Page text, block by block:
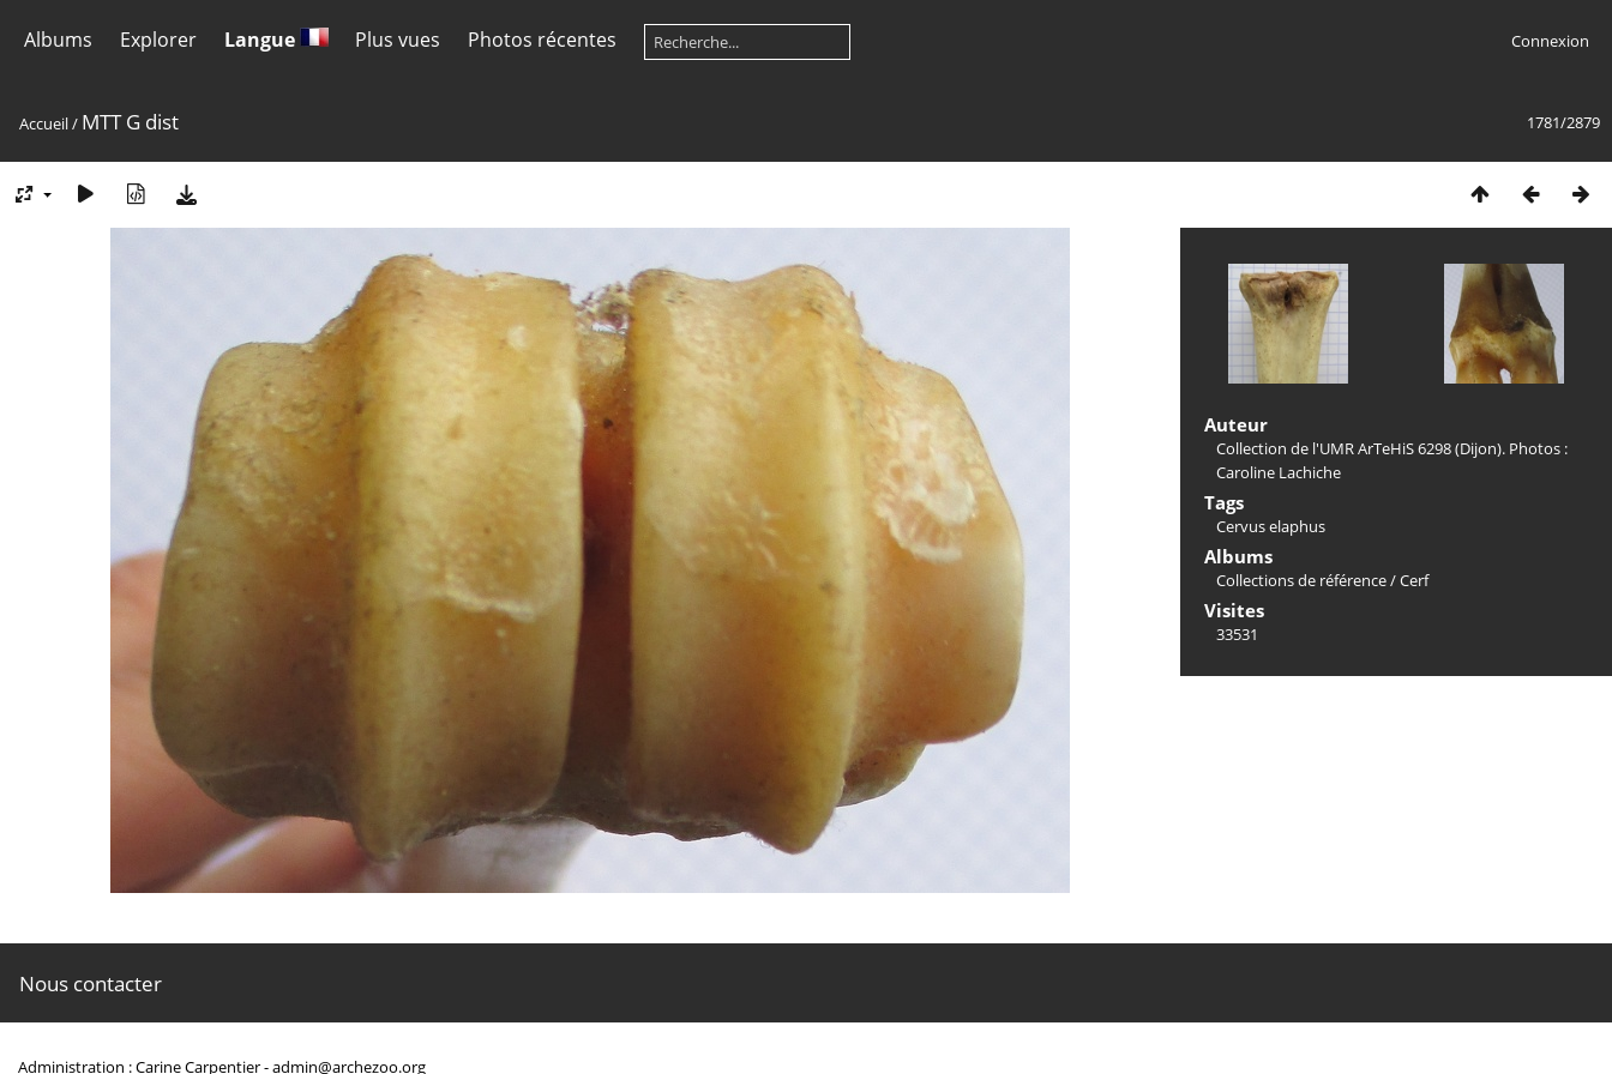
Albums Explorer Langue Plus vues Photos récentes Connexion
1781/2879
Accueil/ MTT G dist
Auteur
Collection de l'UMR ArTeHiS 6298 (Dijon). Photos :
Caroline Lachiche
Tags
Cervus elaphus
Albums
Collections de référence/Cerf
Visites
33531
Nous contacter
Administration : Carine Carpentier -admin@archezoo.org